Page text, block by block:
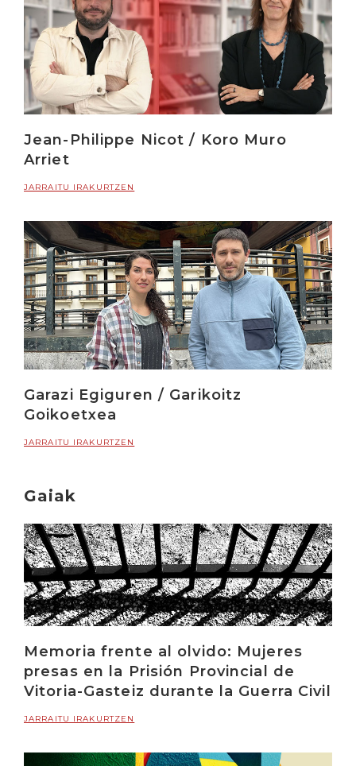
Jean-Philippe Nicot / Koro Muro
Arriet
JARRAITU IRAKURTZEN
Garazi Egiguren / Garikoitz
Goikoetxea
JARRAITU IRAKURTZEN
Gaiak
Memoria frente al olvido: Mujeres
presas en la Prisión Provincial de
Vitoria-Gasteiz durante la Guerra Civil
JARRAITU IRAKURTZEN